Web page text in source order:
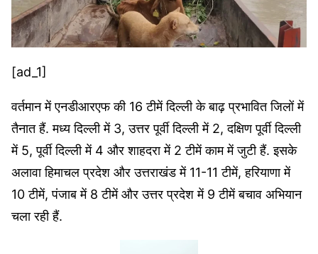
[ad_1]
वर्तमान में एनडीआरएफ की 16 टीमें दिल्ली के बाढ़ प्रभावित जिलों में
तैनात हैं. मध्य दिल्ली में 3, उत्तर पूर्वी दिल्ली में 2, दक्षिण पूर्वी दिल्ली
में 5, पूर्वी दिल्ली में 4 और शाहदरा में 2 टीमें काम में जुटी हैं. इसके
अलावा हिमाचल प्रदेश और उत्तराखंड में 11-11 टीमें, हरियाणा में
10 टीमें, पंजाब में 8 टीमें और उत्तर प्रदेश में 9 टीमें बचाव अभियान
चला रही हैं.